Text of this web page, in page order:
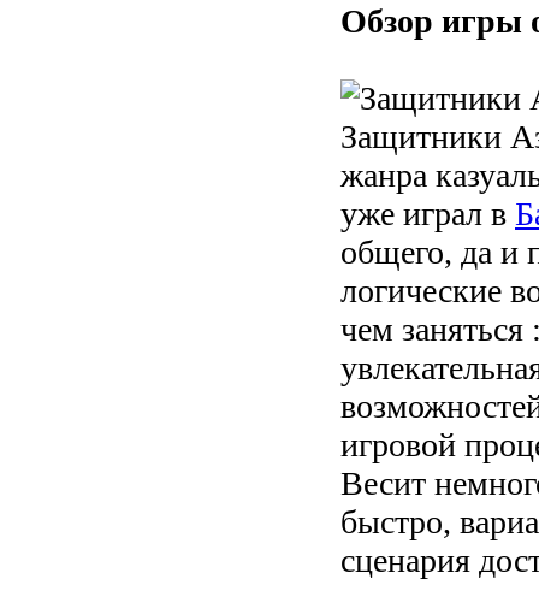
Обзор игры
Защитники
жанра
уже играл в
общего, да и
логические
чем
игровой
Весит
быстро,
сценария